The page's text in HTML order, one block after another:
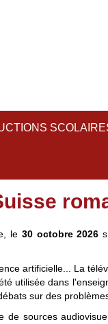
le 30 octobre 2026
artificielle... La
utilisée dans
sur des
de sources